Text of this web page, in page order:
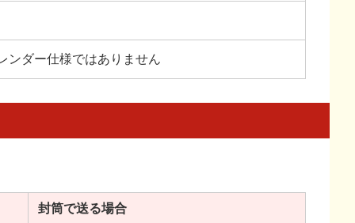
ンダー仕様ではありません
封筒で送る場合